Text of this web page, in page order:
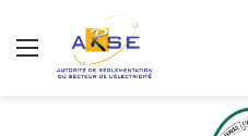
Menu